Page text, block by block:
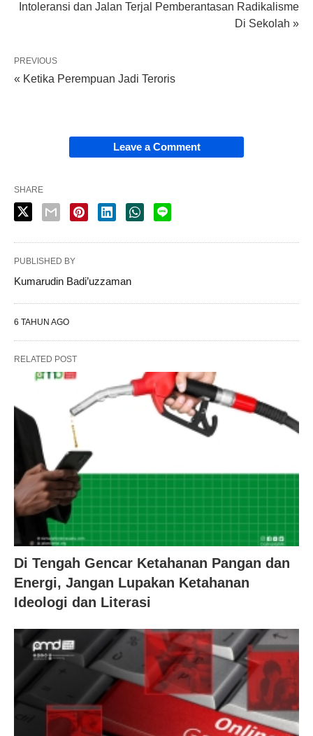
Intoleransi dan Jalan Terjal Pemberantasan Radikalisme
Di Sekolah »
PREVIOUS
« Ketika Perempuan Jadi Teroris
Leave a Comment
SHARE
PUBLISHED BY
Kumarudin Badi’uzzaman
6 TAHUN AGO
RELATED POST
Di Tengah Gencar Ketahanan Pangan dan
Energi, Jangan Lupakan Ketahanan
Ideologi dan Literasi